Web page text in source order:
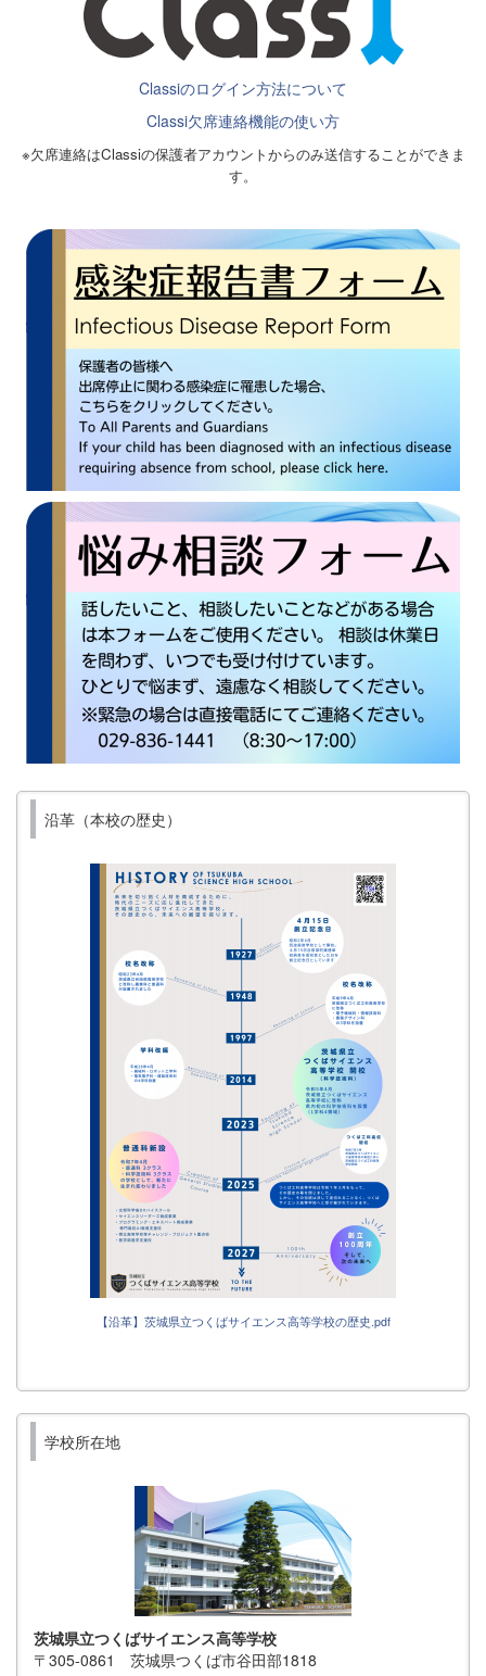
Classiのログイン方法について
Classi欠席連絡機能の使い方
※欠席連絡はClassiの保護者アカウントからのみ送信することができま
す。
沿革（本校の歴史）
【沿革】茨城県立つくばサイエンス高等学校の歴史.pdf
学校所在地
茨城県立つくばサイエンス高等学校
〒305-0861 茨城県つくば市谷田部1818